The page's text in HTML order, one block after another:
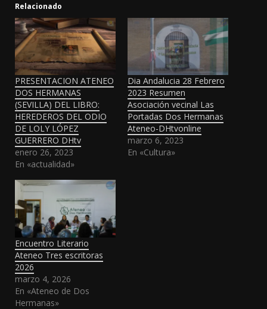
Relacionado
PRESENTACION ATENEO
DOS HERMANAS
(SEVILLA) DEL LIBRO:
HEREDEROS DEL ODIO
DE LOLY LÓPEZ
GUERRERO DHtv
enero 26, 2023
En «actualidad»
Dia Andalucia 28 Febrero
2023 Resumen
Asociación vecinal Las
Portadas Dos Hermanas
Ateneo-DHtvonline
marzo 6, 2023
En «Cultura»
Encuentro Literario
Ateneo Tres escritoras
2026
marzo 4, 2026
En «Ateneo de Dos
Hermanas»